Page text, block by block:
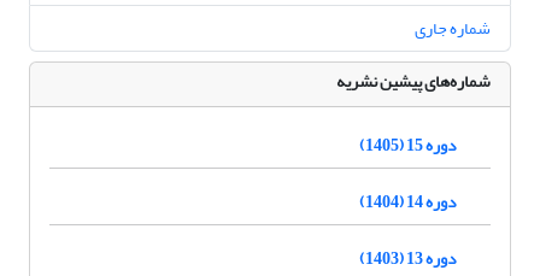
شماره جاری
شماره‌های پیشین نشریه
دوره 15 (1405)
دوره 14 (1404)
دوره 13 (1403)